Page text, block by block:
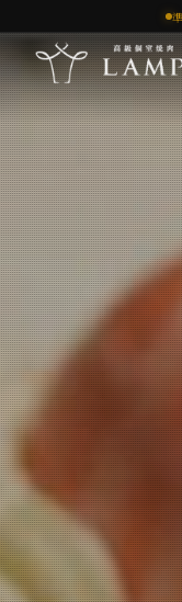
コンセプト
体験
メニュー
オンラインショッ
お問い合わせ